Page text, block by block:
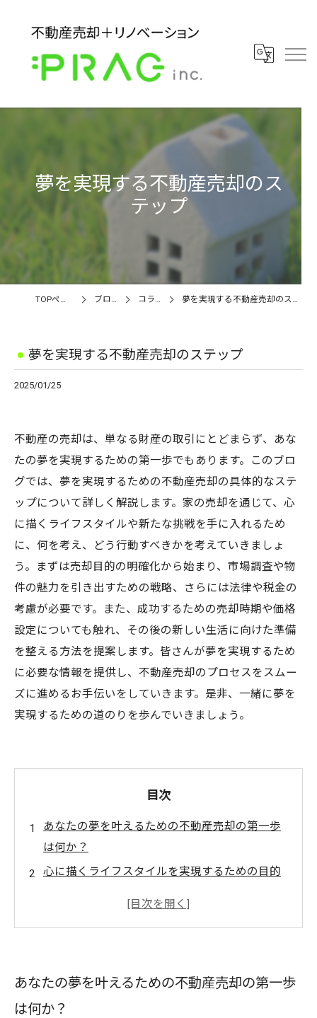
夢を実現する不動産売却のス
テップ
TOPページ ブログ コラム 夢を実現する不動産売却のステップ
夢を実現する不動産売却のステップ
2025/01/25
不動産の売却は、単なる財産の取引にとどまらず、あな
たの夢を実現するための第一歩でもあります。このブロ
グでは、夢を実現するための不動産売却の具体的なステ
ップについて詳しく解説します。家の売却を通じて、心
に描くライフスタイルや新たな挑戦を手に入れるため
に、何を考え、どう行動すべきかを考えていきましょ
う。まずは売却目的の明確化から始まり、市場調査や物
件の魅力を引き出すための戦略、さらには法律や税金の
考慮が必要です。また、成功するための売却時期や価格
設定についても触れ、その後の新しい生活に向けた準備
を整える方法を提案します。皆さんが夢を実現するため
に必要な情報を提供し、不動産売却のプロセスをスムー
ズに進めるお手伝いをしていきます。是非、一緒に夢を
実現するための道のりを歩んでいきましょう。
目次
あなたの夢を叶えるための不動産売却の第一歩
は何か？
心に描くライフスタイルを実現するための目的
ベストなタイミングと価格設定で理想の未来を
手に入れよう
あなたの夢を叶えるための不動産売却の第一歩
は何か？